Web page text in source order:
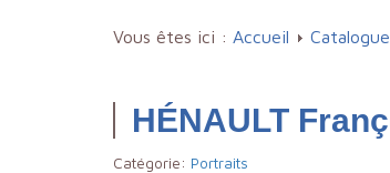
Vous êtes ici : Accueil Catalogue
HÉNAULT
Catégorie: Portraits